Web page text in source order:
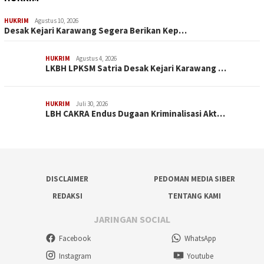
HUKRIM Agustus 10, 2026
Desak Kejari Karawang Segera Berikan Kep…
HUKRIM Agustus 4, 2026
LKBH LPKSM Satria Desak Kejari Karawang …
HUKRIM Juli 30, 2026
LBH CAKRA Endus Dugaan Kriminalisasi Akt…
DISCLAIMER
PEDOMAN MEDIA SIBER
REDAKSI
TENTANG KAMI
JARINGAN SOCIAL
Facebook
WhatsApp
Instagram
Youtube